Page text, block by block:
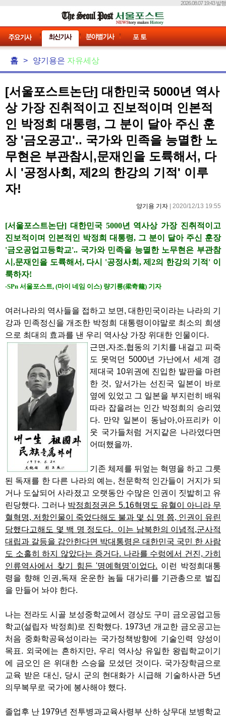
2026.08.07 19:43 발행
홈 > 양기용은 자유세상
[서울포스트논단] 대한민국 5000년 역사
상 가장 진취적이고 진보적이며 인본적
인 박정희 대통령, 그 분이 달아 주신 훈
장 '금오공고'.. 국가와 민족을 능멸한 노
무현은 부관참시,문재인을 도륙해서, 다
시 '공정사회, 제2의 한강의 기적' 이루
자!
양기용 기자 | 2020/12/13 19:55
[서울포스트논단] 대한민국 5000년 역사상 가장 진취적이고
진보적이며 인본적인 박정희 대통령, 그 분이 달아 주신 훈장
'금오공업고등학교'.. 국가와 민족을 능멸한 노무현은 부관참
시,문재인을 도륙해서, 다시 '공정사회, 제2의 한강의 기적' 이
룩하자!
-SPn 서울포스트, (마이 네임 이스) 량기룡(梁奇龍) 기자
여러나라의 역사들을 접하고 보면, 대한민국이라는 나라의 기
강과 민족정신을 개조한 박정희 대통령이야말로 최소의 희생
으로 최대의 효과를 낸 우리 역사상 가장 위대한 인물이다.
근면,자조,협동의 기치를 내걸고 피죽
도 못먹던 5000년 가난에서 세계 경
제대국 10위권에 진입한 발판을 마련
한 것, 앞서가는 선진국 일본이 바로
옆에 있었고 그 일본을 부지런히 배워
따라 잡을려는 인간 박정희의 승리였
다. 만약 일본이 동남아,아프리카 이
웃 국가들처럼 거지같은 나라였다면
어떠했을까.
기존 체제를 뒤엎는 혁명을 하고 그릇
된 독재를 한 다른 나라의 예는, 천문학적 인간들이 거지가 되
거나 도살되어 사라졌고 오랫동안 수많은 인권이 짓밟히고 유
린당했다. 그러나 박정희정권은 5.16혁명도 유혈이 아니라 무
혈혁명, 저항인물이 죽었다해도 불과 몇 십 명 쯤, 인권이 유린
당했다고해도 몇 백 명 정도다. 이는 남북한의 이념적,군사적
대립과 갈등을 감안한다면 박대통령은 대한민국 국민 한 사람
도 소홀히 하지 않았다는 증거다. 나라를 수렁에서 건진, 가히
인류역사에서 찾기 힘든 '명예혁명'이었다. 이런 박정희대통
령을 향해 인권,독재 운운한 놈들 대가리를 기관총으로 벌집
을 만들어 놔야 한다.
나는 전라도 시골 보성중학교에서 경상도 구미 금오공업고등
학교(설립자 박정희)로 진학했다. 1973년 개교한 금오공고는
처음 중화학공육성이라는 국가정책방향에 기술인력 양성이
목표. 외국에는 흔하지만, 우리 역사상 유일한 왕립학교이기
에 금오인 은 위대한 스승을 모셨던 것이다. 국가장학금으로
교육 받은 대신, 당시 군의 현대화가 시급해 기술하사관 5년
의무복무로 국가에 봉사해야 했다.
졸업후 난 1979년 전투병과교육사령부 산하 상무대 보병학교